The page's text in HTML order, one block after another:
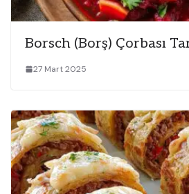
Borsch (Borş) Çorbası
27 Mart 2025